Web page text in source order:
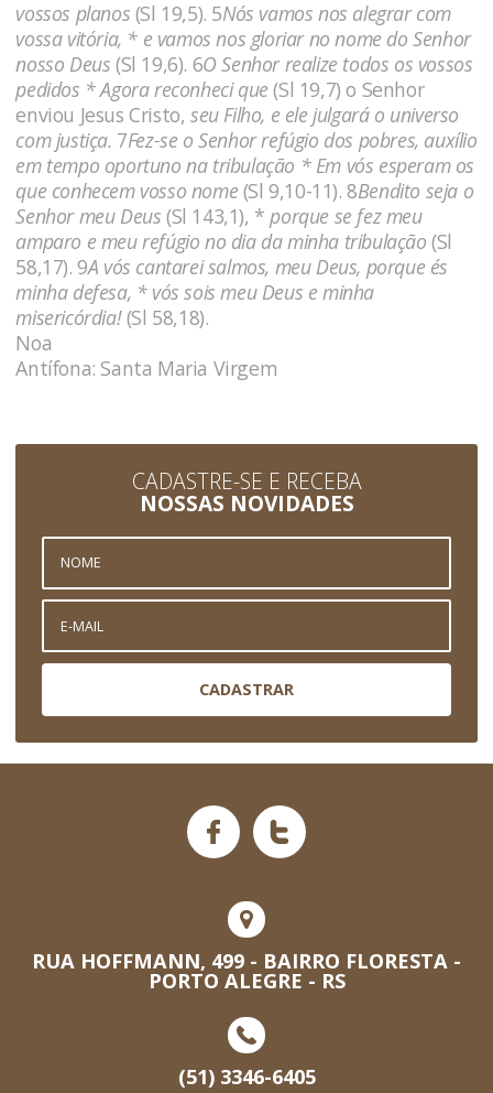
vossos planos (Sl 19,5). 5Nós vamos nos alegrar com
vossa vitória, * e vamos nos gloriar no nome do Senhor
nosso Deus (Sl 19,6). 6O Senhor realize todos os vossos
pedidos * Agora reconheci que(Sl 19,7) o Senhor
enviou Jesus Cristo, seu Filho, e ele julgará o universo
com justiça. 7Fez-se o Senhor refúgio dos pobres, auxílio
em tempo oportuno na tribulação * Em vós esperam os
que conhecem vosso nome(Sl 9,10-11). 8Bendito seja o
Senhor meu Deus (Sl 143,1), *porque se fez meu
amparo e meu refúgio no dia da minha tribulação(Sl
58,17). 9A vós cantarei salmos, meu Deus, porque és
minha defesa, * vós sois meu Deus e minha
misericórdia!(Sl 58,18).
Noa
Antífona: Santa Maria Virgem
CADASTRE-SE E RECEBA
NOSSAS NOVIDADES
CADASTRAR
RUA HOFFMANN, 499 - BAIRRO FLORESTA -
PORTO ALEGRE - RS
(51) 3346-6405